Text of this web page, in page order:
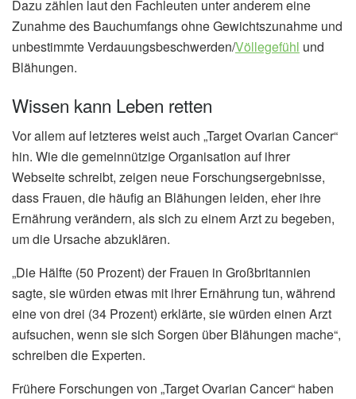
Dazu zählen laut den Fachleuten unter anderem eine
Zunahme des Bauchumfangs ohne Gewichtszunahme und
unbestimmte Verdauungsbeschwerden/Völlegefühl und
Blähungen.
Wissen kann Leben retten
Vor allem auf letzteres weist auch „Target Ovarian Cancer“
hin. Wie die gemeinnützige Organisation auf ihrer
Webseite schreibt, zeigen neue Forschungsergebnisse,
dass Frauen, die häufig an Blähungen leiden, eher ihre
Ernährung verändern, als sich zu einem Arzt zu begeben,
um die Ursache abzuklären.
„Die Hälfte (50 Prozent) der Frauen in Großbritannien
sagte, sie würden etwas mit ihrer Ernährung tun, während
eine von drei (34 Prozent) erklärte, sie würden einen Arzt
aufsuchen, wenn sie sich Sorgen über Blähungen mache“,
schreiben die Experten.
Frühere Forschungen von „Target Ovarian Cancer“ haben